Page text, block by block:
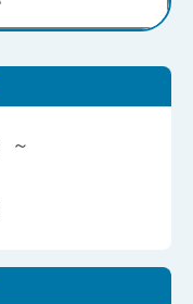
～